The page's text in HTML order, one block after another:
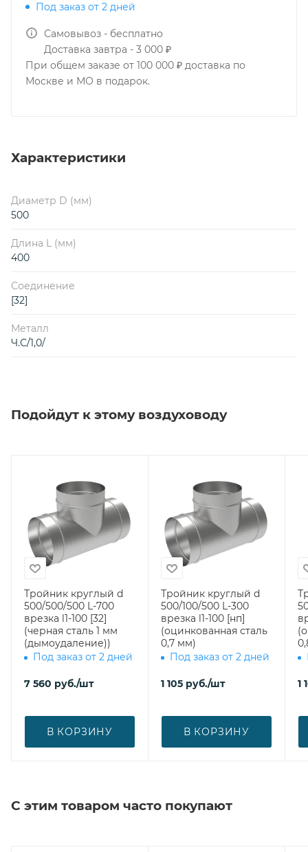
Под заказ от 2 дней
Самовывоз - бесплатно
Доставка завтра - 3 000 ₽
При общем заказе от 100 000 ₽ доставка по
Москве и МО в подарок.
Характеристики
Диаметр D (мм)
500
Длина L (мм)
400
Соединение
[32]
Металл
Ч.С/1,0/
Подойдут к этому воздуховоду
Тройник круглый d
500/500/500 L-700
врезка l1-100 [32]
(черная сталь 1 мм
(дымоудаление))
Под заказ от 2 дней
7 560 руб./шт
В КОРЗИНУ
Тройник круглый d
500/100/500 L-300
врезка l1-100 [нп]
(оцинкованная сталь
0,7 мм)
Под заказ от 2 дней
1 105 руб./шт
В КОРЗИНУ
1
С этим товаром часто покупают